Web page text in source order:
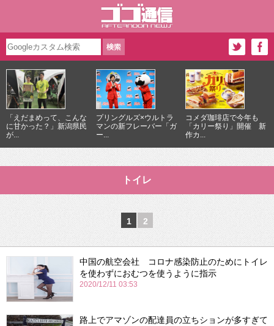
「えだまめって、こんな
に甘かった？」新潟県民
が...
プリングルズ×ウルトラ
マンの新フレーバー「ガ
ー...
コメダ珈琲店で今年も
「カリー祭り」開催 新
作カ...
トイレ
1 2
中国の航空会社 コロナ感染防止のためにトイレ
を使わずにおむつを使うように指示
2020/12/11 03:53
路上でアマゾンの配達員の立ちションが多すぎて